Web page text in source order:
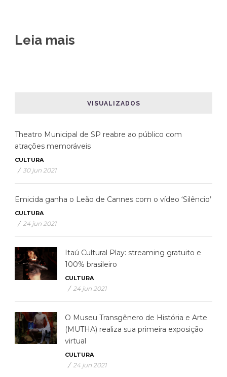
Leia mais
VISUALIZADOS
Theatro Municipal de SP reabre ao público com
atrações memoráveis
CULTURA
/ 30 jun 2021
Emicida ganha o Leão de Cannes com o vídeo ‘Silêncio’
CULTURA
/ 24 jun 2021
Itaú Cultural Play: streaming gratuito e
100% brasileiro
CULTURA
/ 24 jun 2021
O Museu Transgênero de História e Arte
(MUTHA) realiza sua primeira exposição
virtual
CULTURA
/ 24 jun 2021